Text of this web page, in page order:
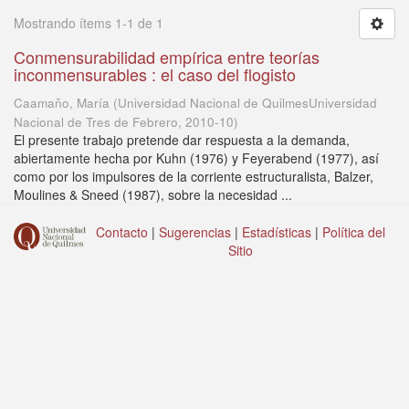
Mostrando ítems 1-1 de 1
Conmensurabilidad empírica entre teorías
inconmensurables : el caso del flogisto
Caamaño, María (Universidad Nacional de QuilmesUniversidad
Nacional de Tres de Febrero, 2010-10)
El presente trabajo pretende dar respuesta a la demanda,
abiertamente hecha por Kuhn (1976) y Feyerabend (1977), así
como por los impulsores de la corriente estructuralista, Balzer,
Moulines & Sneed (1987), sobre la necesidad ...
Contacto | Sugerencias | Estadísticas | Política del
Sitio